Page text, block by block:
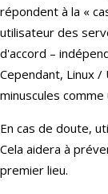
répondent à la «
utilisateur des
d'accord –
Cependant, Linux
minuscules
En cas de doute,
Cela aidera à
premier lieu.